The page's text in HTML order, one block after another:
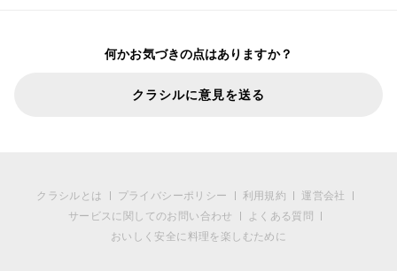
何かお気づきの点はありますか？
クラシルに意見を送る
クラシルとは プライバシーポリシー 利用規約
運営会社
サービスに関してのお問い合わせ
よくある質問
おいしく安全に料理を楽しむために